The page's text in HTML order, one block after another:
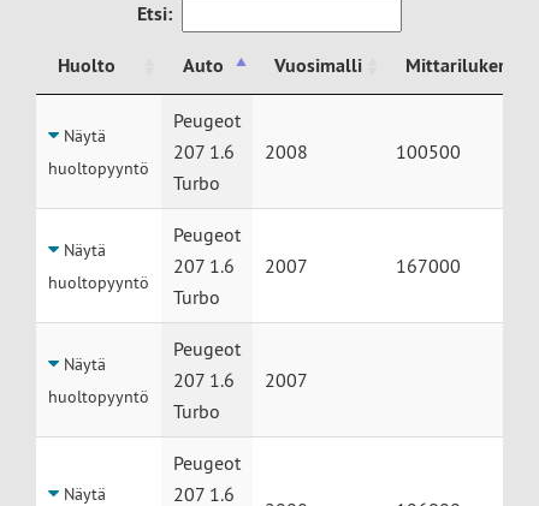
Etsi:
Huolto Auto Vuosimalli
Mittarilukema
Näytä
huoltopyyntö
Peugeot
207 1.6
Turbo
2008 100500
Näytä
huoltopyyntö
Peugeot
207 1.6
Turbo
2007 167000
Näytä
huoltopyyntö
Peugeot
207 1.6
Turbo
2007
Näytä
Peugeot
207 1.6